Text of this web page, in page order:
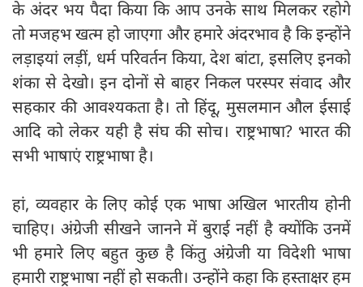
के अंदर भय पैदा किया कि आप उनके साथ मिलकर रहोगे
तो मजहभ खत्म हो जाएगा और हमारे अंदरभाव है कि इन्होंने
लड़ाइयां लड़ीं, धर्म परिवर्तन किया, देश बांटा, इसलिए इनको
शंका से देखो। इन दोनों से बाहर निकल परस्पर संवाद और
सहकार की आवश्यकता है। तो हिंदू, मुसलमान औल ईसाई
आदि को लेकर यही है संघ की सोच। राष्ट्रभाषा? भारत की
सभी भाषाएं राष्ट्रभाषा है।
हां, व्यवहार के लिए कोई एक भाषा अखिल भारतीय होनी
चाहिए। अंग्रेजी सीखने जानने में बुराई नहीं है क्योंकि उनमें
भी हमारे लिए बहुत कुछ है किंतु अंग्रेजी या विदेशी भाषा
हमारी राष्ट्रभाषा नहीं हो सकती। उन्होंने कहा कि हस्ताक्षर हम